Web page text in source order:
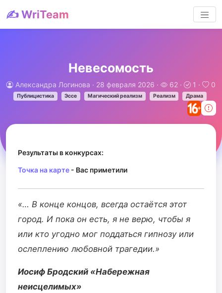
✍️ WriTeam
Невесомость
Александра Логинова · 28 февраля 2026 · 62 · 1 · 0
Публицистика Эссе Магический реализм Реализм Драма
Результаты в конкурсах:
Точка на карте - Вас приметили
«… В конце концов, всегда остаётся этот
город. И пока он есть, я не верю, чтобы я
или кто угодно мог поддаться гипнозу или
ослеплению любовной трагедии.»
Иосиф Бродский «Набережная
неисцелимых»